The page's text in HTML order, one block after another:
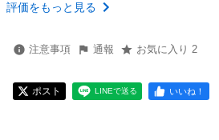
評価をもっと見る
注意事項 通報 お気に入り 2
ポスト LINEで送る いいね！